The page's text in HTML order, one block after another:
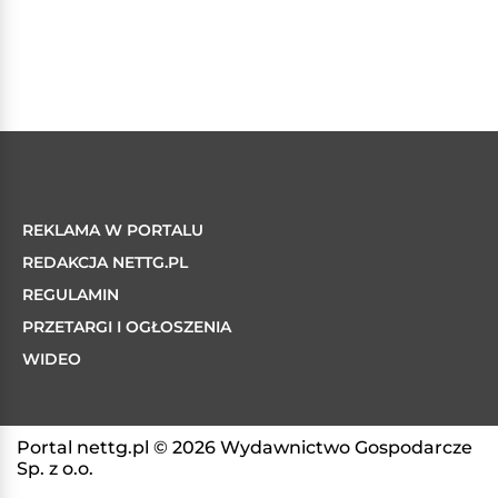
REKLAMA W PORTALU
REDAKCJA NETTG.PL
REGULAMIN
PRZETARGI I OGŁOSZENIA
WIDEO
Portal nettg.pl © 2026 Wydawnictwo Gospodarcze
Sp. z o.o.